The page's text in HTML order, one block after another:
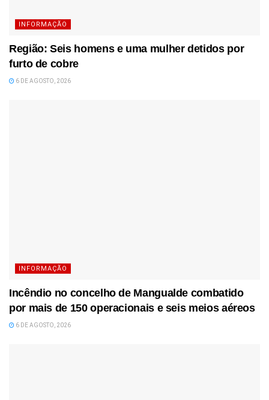
INFORMAÇÃO
Região: Seis homens e uma mulher detidos por
furto de cobre
6 DE AGOSTO, 2026
INFORMAÇÃO
Incêndio no concelho de Mangualde combatido
por mais de 150 operacionais e seis meios aéreos
6 DE AGOSTO, 2026